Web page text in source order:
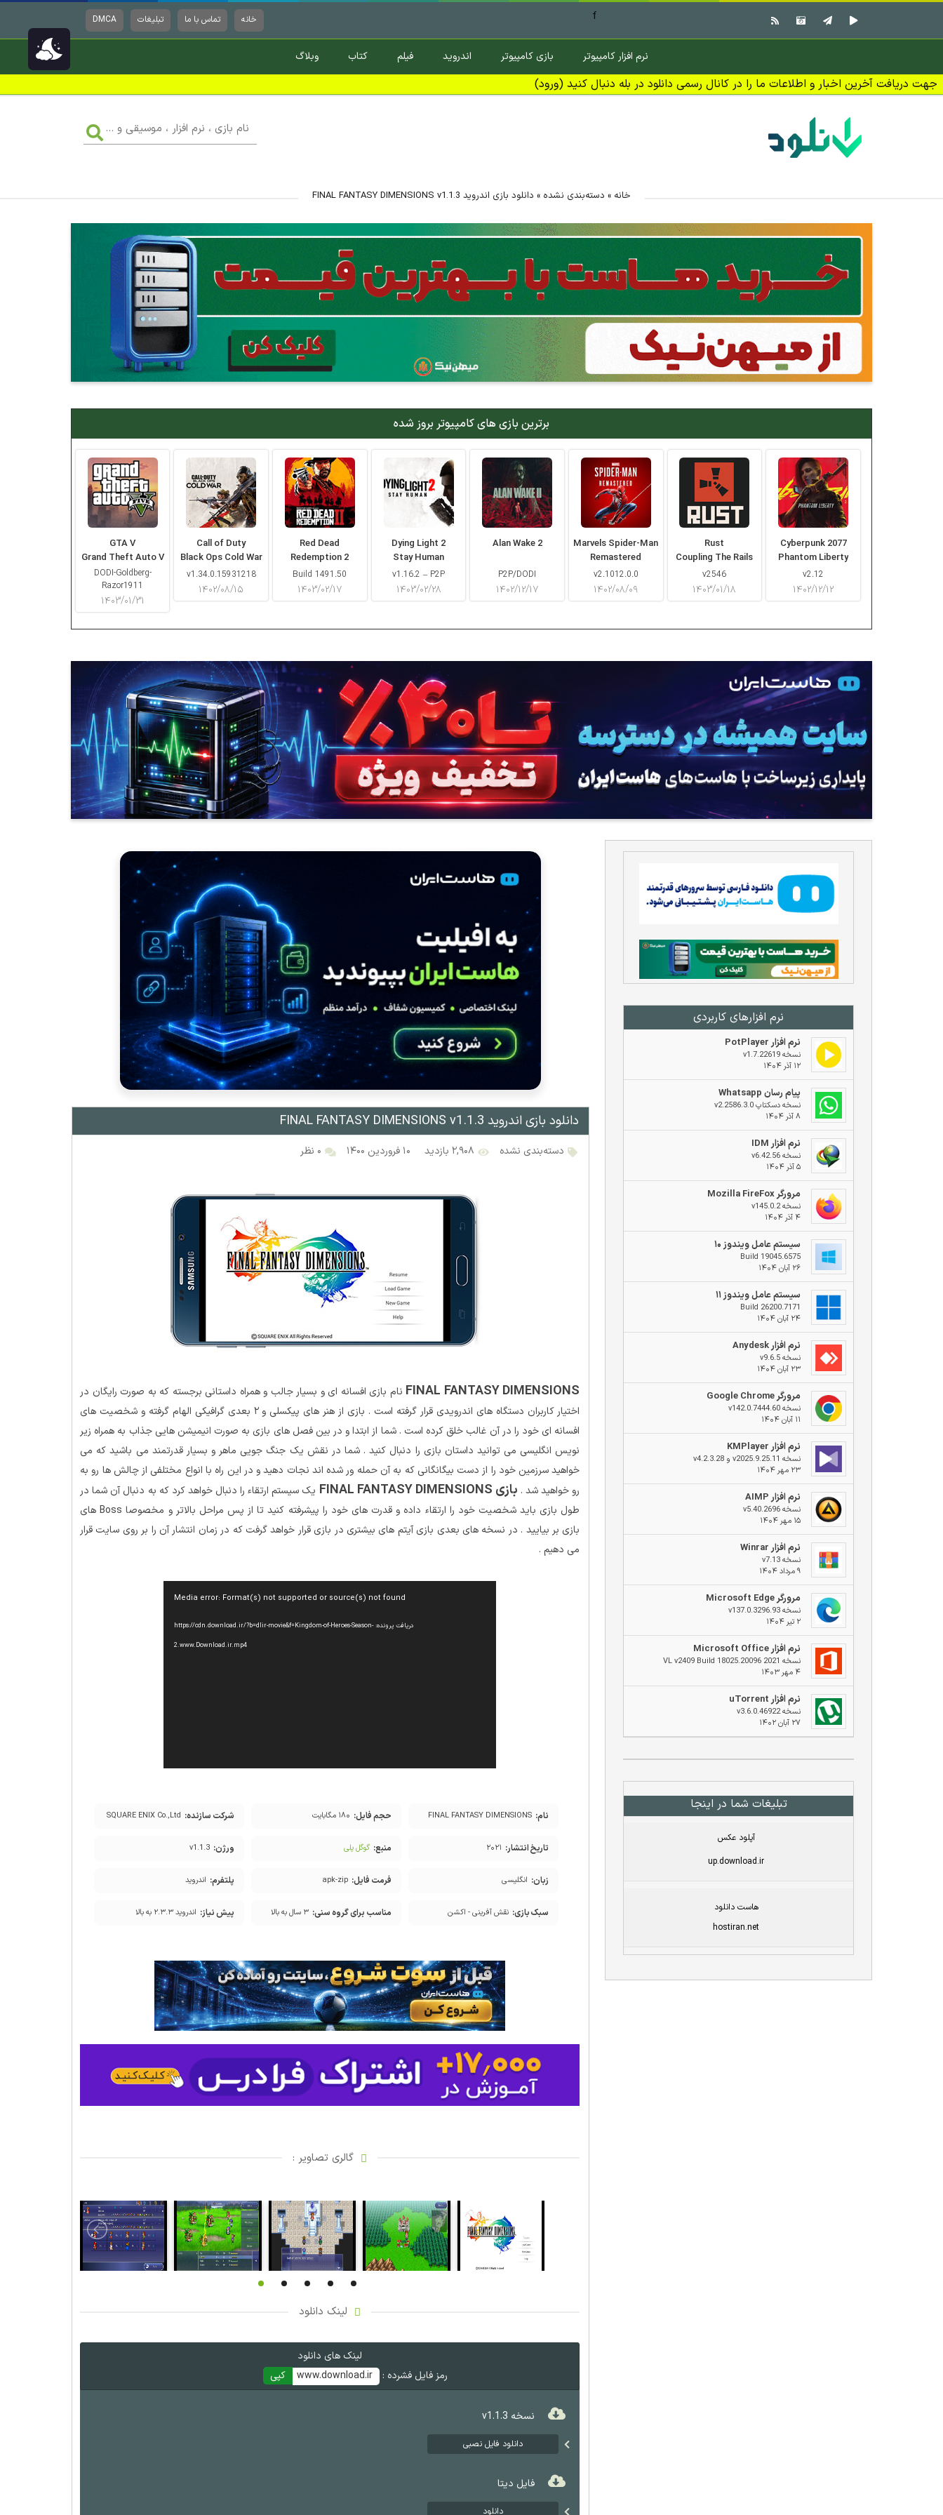
خانه تماس با ما تبلیغات DMCA f
نرم افزار کامپیوتر بازی کامپیوتر اندروید فیلم کتاب وبلاگ
جهت دریافت آخرین اخبار و اطلاعات ما را در کانال رسمی دانلود در بله دنبال کنید (ورود)
بازی
،
خانه » دسته‌بندی نشده » دانلود بازی اندروید FINAL FANTASY DIMENSIONS v1.1.3
برترین بازی های کامپیوتر بروز شده
GTA V
Grand Theft Auto V
DODI-Goldberg-
Razor1911
۱۴۰۳/۰۱/۳۱
Call of Duty
Black Ops Cold War
v1.34.0.15931218
۱۴۰۲/۰۸/۱۵
Red Dead
Redemption 2
Build 1491.50
۱۴۰۳/۰۲/۱۷
Dying Light 2
Stay Human
v1.16.2 – P2P
۱۴۰۳/۰۲/۲۸
Alan Wake 2
P2P/DODI
۱۴۰۲/۱۲/۱۷
Marvels Spider-Man
Remastered
v2.1012.0.0
۱۴۰۲/۰۸/۰۹
Rust
Coupling The Rails
v2546
۱۴۰۳/۰۱/۱۸
Cyberpunk 2077
Phantom Liberty
v2.12
۱۴۰۲/۱۲/۱۲
نرم افزار‌های کاربردی
نرم افزار PotPlayer
نسخه v1.7.22619
۱۲ آذر ۱۴۰۴
پیام رسان Whatsapp
نسخه دسکتاپ v2.2586.3.0
۸ آذر ۱۴۰۴
نرم افزار IDM
نسخه v6.42.56
۵ آذر ۱۴۰۴
مرورگر Mozilla FireFox
نسخه v145.0.2
۴ آذر ۱۴۰۴
سیستم عامل ویندوز ۱۰
Build 19045.6575
۲۶ آبان ۱۴۰۴
سیستم عامل ویندوز ۱۱
Build 26200.7171
۲۴ آبان ۱۴۰۴
نرم افزار Anydesk
نسخه v9.6.5
۲۳ آبان ۱۴۰۴
مرورگر Google Chrome
نسخه v142.0.7444.60
۱۱ آبان ۱۴۰۴
نرم افزار KMPlayer
نسخه v2025.9.25.11 و v4.2.3.28
۲۳ مهر ۱۴۰۴
نرم افزار AIMP
نسخه v5.40.2696
۱۵ مهر ۱۴۰۴
نرم افزار Winrar
نسخه v7.13
۹ مرداد ۱۴۰۴
مرورگر Microsoft Edge
نسخه v137.0.3296.93
۲ تیر ۱۴۰۴
نرم افزار Microsoft Office
نسخه 2021 VL v2409 Build 18025.20096
۴ مهر ۱۴۰۳
نرم افزار uTorrent
نسخه v3.6.0.46922
۲۷ آبان ۱۴۰۲
تبلیغات شما در اینجا
آپلود عکس
up.download.ir
هاست دانلود
hostiran.net
دانلود بازی اندروید FINAL FANTASY DIMENSIONS v1.1.3
دسته‌بندی نشده ۲,۹۰۸ بازدید ۱۰ فروردین ۱۴۰۰ ۰ نظر
FINAL FANTASY DIMENSIONS نام بازی افسانه ای و بسیار جالب و همراه داستانی برجسته که به صورت رایگان در
اختیار کاربران دستگاه های اندرویدی قرار گرفته است . بازی از هنر های پیکسلی و ۲ بعدی گرافیکی الهام گرفته و شخصیت های
افسانه ای خود را در آن غالب خلق کرده است . شما از ابتدا و در بین فصل های بازی به صورت انیمیشن هایی جذاب به همراه زیر
نویس انگلیسی می توانید داستان بازی را دنبال کنید . شما در نقش یک جنگ جویی ماهر و بسیار قدرتمند می باشید که می
خواهید سرزمین خود را از دست بیگانگانی که به آن حمله ور شده اند نجات دهید و در این راه با انواع مختلفی از چالش ها رو به
رو خواهید شد . بازی FINAL FANTASY DIMENSIONS
یک سیستم ارتقاء را دنبال خواهد کرد که به دنبال آن شما در
طول بازی باید شخصیت خود را ارتقاء داده و قدرت های خود را پیشرفته کنید تا از پس مراحل بالاتر و مخصوصا Boss های
بازی بر بیایید . در نسخه های بعدی بازی آیتم های بیشتری در بازی قرار خواهد گرفت که در زمان انتشار آن را بر روی سایت قرار
می دهیم .
Media error: Format(s) not supported or source(s) not found
دریافت پرونده: https://cdn.download.ir/?b=dlir-movie&f=Kingdom-of-Heroes-Season-
2.www.Download.ir.mp4
نام: FINAL FANTASY DIMENSIONS حجم فایل: ۱۸۰ مگابایت شرکت سازنده: SQUARE ENIX Co.,Ltd
تاریخ انتشار: ۲۰۲۱ منبع: گوگل پلی ورژن: v1.1.3
زبان: انگلیسی فرمت فایل: apk-zip پلتفرم: اندروید
سبک بازی: نقش آفرینی - اکشن مناسب برای گروه سنی: ۳ سال به بالا پیش نیاز: اندروید ۲.۳.۳ به بالا
گالری تصاویر :
لینک دانلود
لینک های دانلود
رمز فایل فشرده :
www.download.ir کپی
نسخه v1.1.3
دانلود فایل نصبی
فایل دیتا
دانلود